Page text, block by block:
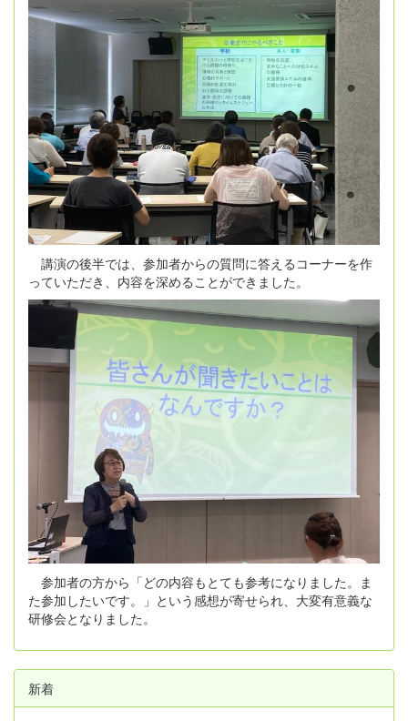
講演の後半では、参加者からの質問に答えるコーナーを作
っていただき、内容を深めることができました。
参加者の方から「どの内容もとても参考になりました。ま
た参加したいです。」という感想が寄せられ、大変有意義な
研修会となりました。
新着